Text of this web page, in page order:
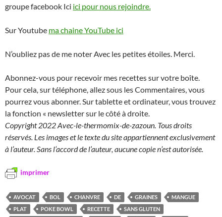
groupe facebook Ici ici pour nous rejoindre.
Sur Youtube ma chaine YouTube ici
N’oubliez pas de me noter Avec les petites étoiles. Merci.
Abonnez-vous pour recevoir mes recettes sur votre boîte.
Pour cela, sur téléphone, allez sous les Commentaires, vous
pourrez vous abonner. Sur tablette et ordinateur, vous trouvez
la fonction « newsletter sur le côté à droite.
Copyright 2022 Avec-le-thermomix-de-zazoun. Tous droits
réservés. Les images et le texte du site appartiennent exclusivement
à l’auteur. Sans l’accord de l’auteur, aucune copie n’est autorisée.
imprimer
AVOCAT BOL CHANVRE DE GRAINES
MANGUE
PLAT
POKE BOWL RECETTE
SANS GLUTEN